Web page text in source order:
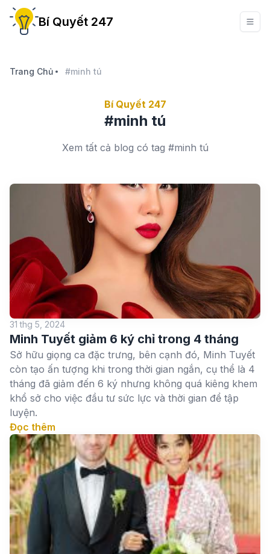
Bí Quyết 247
Trang Chủ #minh tú
Bí Quyết 247
#minh tú
Xem tất cả blog có tag #minh tú
31 thg 5, 2024
Minh Tuyết giảm 6 ký chỉ trong 4 tháng
Sở hữu giọng ca đặc trưng, bên cạnh đó, Minh Tuyết
còn tạo ấn tượng khi trong thời gian ngắn, cụ thể là 4
tháng đã giảm đến 6 ký nhưng không quá kiêng khem
khổ sở cho việc đầu tư sức lực và thời gian để tập
luyện.
Đọc thêm